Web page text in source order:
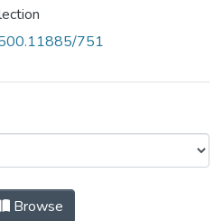
751
Cultura y
Browse